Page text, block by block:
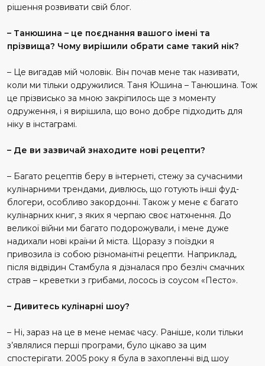
рішення розвивати свій блог.
– Танюшина – це поєднання вашого імені та
прізвища? Чому вирішили обрати саме такий нік?
– Це вигадав мій чоловік. Він почав мене так називати,
коли ми тільки одружилися. Таня Юшина – Танюшина. Тож
це прізвисько за мною закріпилось ще з моменту
одруження, і я вирішила, що воно добре підходить для
ніку в інстаграмі.
– Де ви зазвичай знаходите нові рецепти?
– Багато рецептів беру в інтернеті, стежу за сучасними
кулінарними трендами, дивлюсь, що готують інші фуд-
блогери, особливо закордонні. Також у мене є багато
кулінарних книг, з яких я черпаю своє натхнення. До
великої війни ми багато подорожували, і мене дуже
надихали нові країни й міста. Щоразу з поїздки я
привозила із собою різноманітні рецепти. Наприклад,
після відвідин Стамбула я дізналася про безліч смачних
страв – креветки з грибами, лосось із соусом «Песто».
– Дивитесь кулінарні шоу?
– Ні, зараз на це в мене немає часу. Раніше, коли тільки
з’являлися перші програми, було цікаво за цим
спостерігати. 2005 року я була в захопленні від шоу